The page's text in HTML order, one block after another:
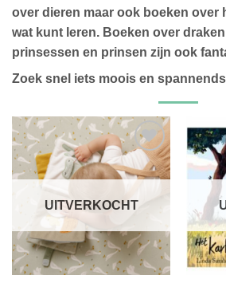
over dieren maar ook boeken over
wat kunt leren. Boeken over
prinsessen en prinsen zijn ook
Zoek snel iets moois en
Toevoegen
aan
UITVERKOCHT